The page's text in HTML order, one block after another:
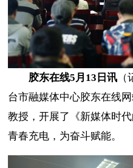
胶东在线5月13日讯
台市融媒体中心胶东在线
教授，开展了《新媒体时
青春充电，为奋斗赋能。